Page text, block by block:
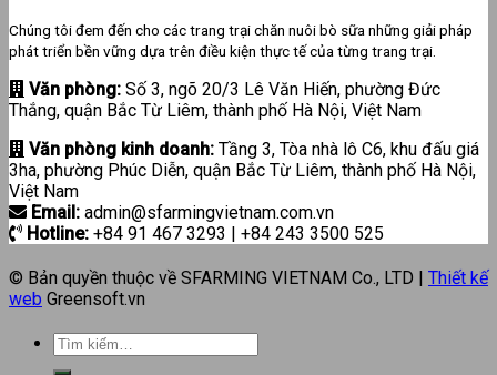
Chúng tôi đem đến cho các trang trại chăn nuôi bò sữa những giải pháp
phát triển bền vững dựa trên điều kiện thực tế của từng trang trại.
Văn phòng: Số 3, ngõ 20/3 Lê Văn Hiến, phường Đức
Thắng, quận Bắc Từ Liêm, thành phố Hà Nội, Việt Nam
Văn phòng kinh doanh: Tầng 3, Tòa nhà lô C6, khu đấu giá
3ha, phường Phúc Diễn, quận Bắc Từ Liêm, thành phố Hà Nội,
Việt Nam
Email: admin@sfarmingvietnam.com.vn
Hotline: +84 91 467 3293 | +84 243 3500 525
© Bản quyền thuộc về SFARMING VIETNAM Co., LTD | Thiết kế
web Greensoft.vn